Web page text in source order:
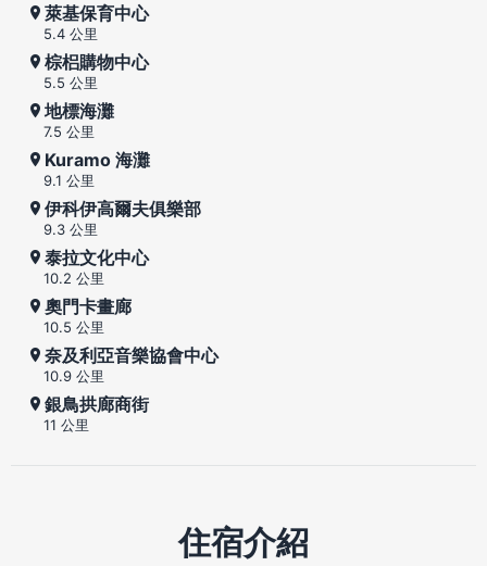
萊基保育中心
5.4 公里
棕梠購物中心
5.5 公里
地標海灘
7.5 公里
Kuramo 海灘
9.1 公里
伊科伊高爾夫俱樂部
9.3 公里
泰拉文化中心
10.2 公里
奧門卡畫廊
10.5 公里
奈及利亞音樂協會中心
10.9 公里
銀鳥拱廊商街
11 公里
住宿介紹